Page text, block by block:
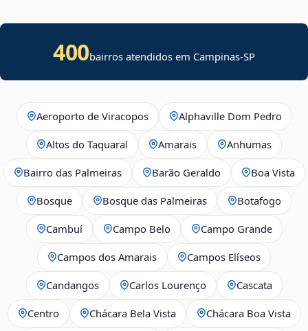
400bairros atendidos em Campinas-SP
Aeroporto de Viracopos Alphaville Dom Pedro
Altos do Taquaral Amarais Anhumas
Bairro das Palmeiras Barão Geraldo Boa Vista
Bosque Bosque das Palmeiras Botafogo
Cambuí Campo Belo Campo Grande
Campos dos Amarais Campos Elíseos
Candangos Carlos Lourenço Cascata
Centro Chácara Bela Vista Chácara Boa Vista